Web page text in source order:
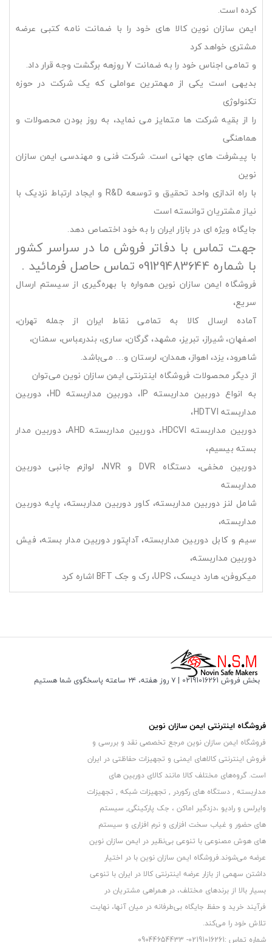
کرده است.
ایمن سازان نوین کالا های خود را با ضمانت نامه کتبی عرضه
مشتری خواهد کرد
و تمامی اجناس خود را به ضمانت 7 روزهه برگشت وجه قرار داد.
بدیهی است یکی از مهمترین عواملی که یک شرکت در حوزه
تکنولوژی
را از بقیه شرکت ها متمایز می نماید، به روز بودن محصولات و
هماهنگی
با پیشرفت های جهانی است. شرکت فنی و مهندسی ایمن سازان
نوین
با راه اندازی واحد تحقیق و توسعه R&D و ایجاد ارتباط نزدیک با
نیاز مشتریان توانسته است
جایگاه ویژه ای در بازار ایران را به خود اختصاص دهد.
جهت تماس با دفاتر فروش ما در سراسر کشور
با شماره 09129483644 تماس حاصل فرمائید .
فروشگاه ایمن سازان نوین همواره با بهره‌گیری از سیستم ارسال
سریع،
آماده ارسال کالا به تمامی نقاط ایران از جمله تهران،
اصفهان، شیراز، تبریز، مشهد، گرگان، ساری، بندرعباس، سمنان،
شاهرود، یزد، اهواز، همدان، لرستان و… می‌باشد.
از دیگر محصولات فروشگاه اینترنتی ایمن سازان نوین می‌توان
به انواع دوربین مداربسته IP، دوربین مداربسته HD، دوربین
مداربسته HDTVI،
دوربین مداربسته HDCVI، دوربین مداربسته AHD، دوربین مدار
بسته بیسیم،
دوربین مخفی، دستگاه DVR و NVR، لوازم جانبی دوربین
مداربسته
شامل لنز دوربین مداربسته، کاور دوربین مداربسته، پایه دوربین
مداربسته،
سیم و کابل دوربین مداربسته، آداپتور دوربین مدار بسته، فیش
دوربین مداربسته،
میکروفن، هارد دیسک، UPS، رک و جک BFT اشاره کرد
بخش فروش 02191016261 | ۷ روز هفته، ۲۴ ساعته پاسخگوی شما هستیم
فروشگاه اینترنتی ایمن سازان نوین
فروشگاه ایمن سازان نوین مرجع تخصصی نقد و بررسی و
فروش اینترنتی کالاهای ایمنی و تجهیزات حفاظتی در ایران
است. گروه‏‏‌های مختلف کالا مانند کالای دوربین های
مداربسته , دستگاه های رکوردر , تجهیزات شبکه , تجهیزات
وایرلس و رادیو ،دزدگیر اماکن ، جک پارکینگی, سیستم
های حضور و غیاب سخت افزاری و نرم افزاری و سیستم
های هوش مصنوعی با تنوعی بی‌نظیر در ایمن سازان نوین
عرضه می‏‏‏‌شوند.فروشگاه ایمن سازان نوین با در اختیار
داشتن سهمی از بازار عرضه اینترنتی کالا در ایران با تنوعی
بسیار بالا از برندهای مختلف، در همراهی مشتریان در
فرآیند خرید و حفظ جایگاه بی‏‏‏‌طرفانه در میان آنها، نهایت
تلاش خود را می‌‏‏کند.
شماره تماس :02191016261- 09044654433